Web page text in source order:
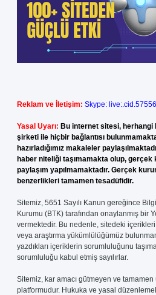
Reklam ve İletişim: Skype:
Yasal Uyarı: Bu internet sitesi, herhangi
şirketi ile hiçbir bağlantısı
hazırladığımız makaleler
haber niteliği taşımamakta olup,
paylaşım yapılmamaktadır. Gerçek
benzerlikleri tamamen tesadüfidir.
Sitemiz, 5651 Sayılı Kanun gereğince
Kurumu (BTK) tarafından onaylanmış bir
vermektedir. Bu nedenle, sitedeki
veya araştırma yükümlülüğümüz
yazdıkları içeriklerin sorumluluğunu
sorumluluğu kabul etmiş sayılırlar.
Sitemiz, kar amacı gütmeyen ve
platformudur. Hukuka ve yasal